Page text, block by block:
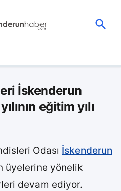
İskenderun
eğitim yılı
Odası İskenderun
üyelerine yönelik
devam ediyor.